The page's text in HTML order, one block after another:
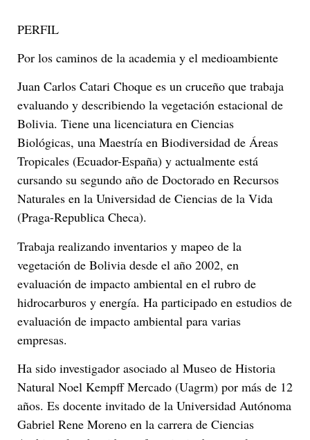
PERFIL
Por los caminos de la academia y el medioambiente
Juan Carlos Catari Choque es un cruceño que trabaja
evaluando y describiendo la vegetación estacional de
Bolivia. Tiene una licenciatura en Ciencias
Biológicas, una Maestría en Biodiversidad de Áreas
Tropicales (Ecuador-España) y actualmente está
cursando su segundo año de Doctorado en Recursos
Naturales en la Universidad de Ciencias de la Vida
(Praga-Republica Checa).
Trabaja realizando inventarios y mapeo de la
vegetación de Bolivia desde el año 2002, en
evaluación de impacto ambiental en el rubro de
hidrocarburos y energía. Ha participado en estudios de
evaluación de impacto ambiental para varias
empresas.
Ha sido investigador asociado al Museo de Historia
Natural Noel Kempff Mercado (Uagrm) por más de 12
años. Es docente invitado de la Universidad Autónoma
Gabriel Rene Moreno en la carrera de Ciencias